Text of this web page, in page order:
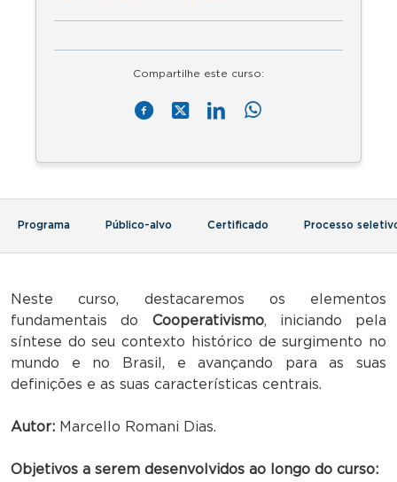
Compartilhe este curso:
Programa Público-alvo Certificado Processo
Neste curso, destacaremos os elementos
fundamentais do Cooperativismo, iniciando pela
síntese do seu contexto histórico de surgimento no
mundo e no Brasil, e avançando para as suas
definições e as suas características centrais.
Autor: Marcello Romani Dias.
Objetivos a serem desenvolvidos ao longo do curso: